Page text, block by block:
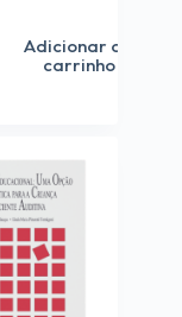
Adicionar ao
carrinho